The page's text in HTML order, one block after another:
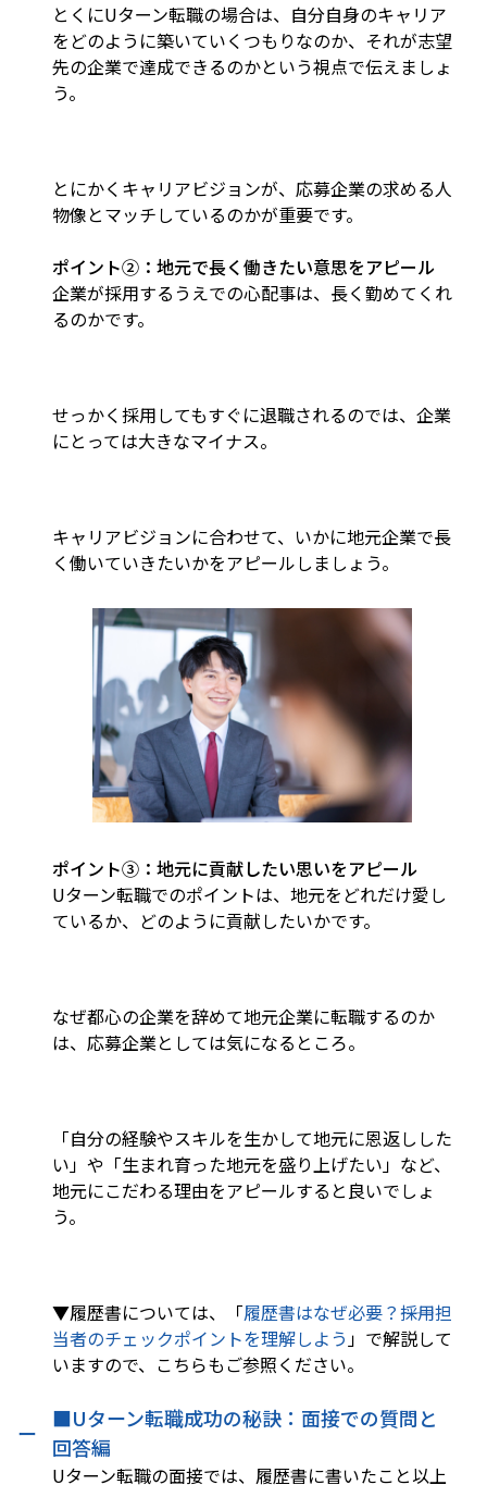
とくにUターン転職の場合は、自分自身のキャリア
をどのように築いていくつもりなのか、それが志望
先の企業で達成できるのかという視点で伝えましょ
う。
とにかくキャリアビジョンが、応募企業の求める人
物像とマッチしているのかが重要です。
ポイント②：地元で長く働きたい意思をアピール
企業が採用するうえでの心配事は、長く勤めてくれ
るのかです。
せっかく採用してもすぐに退職されるのでは、企業
にとっては大きなマイナス。
キャリアビジョンに合わせて、いかに地元企業で長
く働いていきたいかをアピールしましょう。
ポイント③：地元に貢献したい思いをアピール
Uターン転職でのポイントは、地元をどれだけ愛し
ているか、どのように貢献したいかです。
なぜ都心の企業を辞めて地元企業に転職するのか
は、応募企業としては気になるところ。
「自分の経験やスキルを生かして地元に恩返しした
い」や「生まれ育った地元を盛り上げたい」など、
地元にこだわる理由をアピールすると良いでしょ
う。
▼履歴書については、「履歴書はなぜ必要？――採用担
当者のチェックポイントを理解しよう 」で解説して
いますので、こちらもご参照ください。
■Uターン転職成功の秘訣：面接での質問と
回答編
Uターン転職の面接では、履歴書に書いたこと以上